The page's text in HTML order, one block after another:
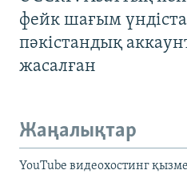
фейк шағым
пәкістандық
жасалған
Жаңалықтар
YouTube видеохостинг